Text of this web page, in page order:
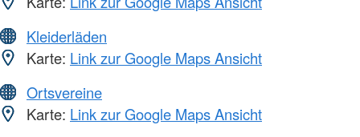
Kleiderläden
Karte: Link zur Google Maps Ansicht
Ortsvereine
Karte: Link zur Google Maps Ansicht